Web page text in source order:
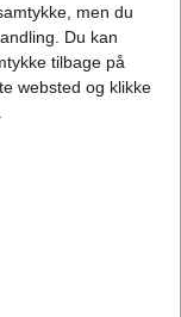
men du
Du kan
tilbage på
websted og klikke
Placeringerne